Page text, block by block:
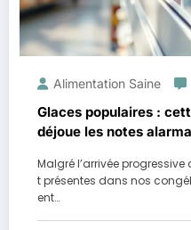
Alimentation Saine
Glaces populaires :
déjoue les notes
Malgré l’arrivée progressive
t présentes dans nos
ent…